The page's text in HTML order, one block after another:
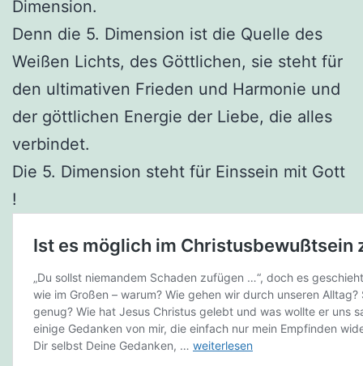
Dimension.
Denn die 5. Dimension ist die Quelle des
Weißen Lichts, des Göttlichen, sie steht für
den ultimativen Frieden und Harmonie und
der göttlichen Energie der Liebe, die alles
verbindet.
Die 5. Dimension steht für Einssein mit Gott
!